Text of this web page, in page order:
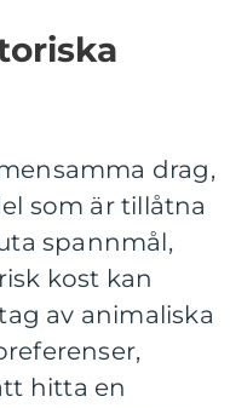
drag,
som är tillåtna
spannmål,
kost kan
av animaliska
hitta en